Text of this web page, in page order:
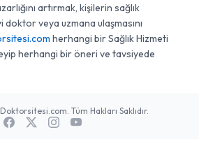
artırmak, kişilerin sağlık
doktor veya uzmana ulaşmasını
herhangi bir Sağlık Hizmeti
herhangi bir öneri ve tavsiyede
Tüm Hakları Saklıdır.